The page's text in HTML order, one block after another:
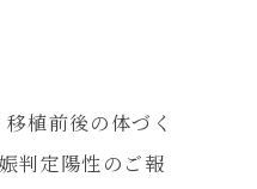
植前後の体づく
判定陽性のご報